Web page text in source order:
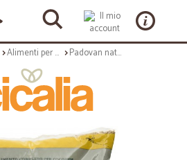
Alimenti per volatili, pesci, roditori Padovan naturalmix cocorite kg.5